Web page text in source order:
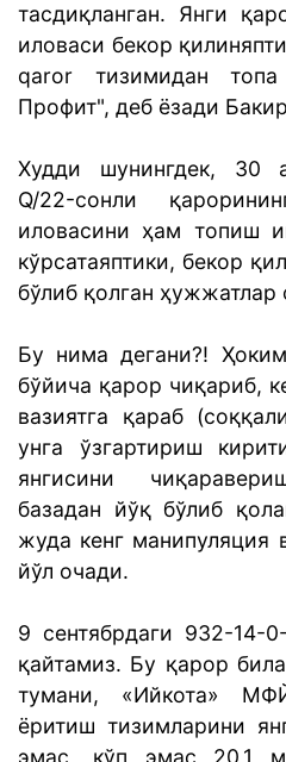
тасдиқланган. Янги
иловаси бекор
qaror тизимидан
Профит", деб ёзади
Худди шунингдек, 30
Q/22-сонли
иловасини ҳам топиш
кўрсатаяптики, бекор
бўлиб қолган ҳужжатлар
Бу нима дегани?!
бўйича қарор чиқариб,
вазиятга қараб
унга ўзгартириш
янгисини
базадан йўқ бўлиб
жуда кенг манипуляция
йўл очади.
9 сентябрдаги 932-14-
қайтамиз. Бу қарор
тумани, «Ийкота»
ёритиш тизимларини
эмас, кўп эмас 20,1